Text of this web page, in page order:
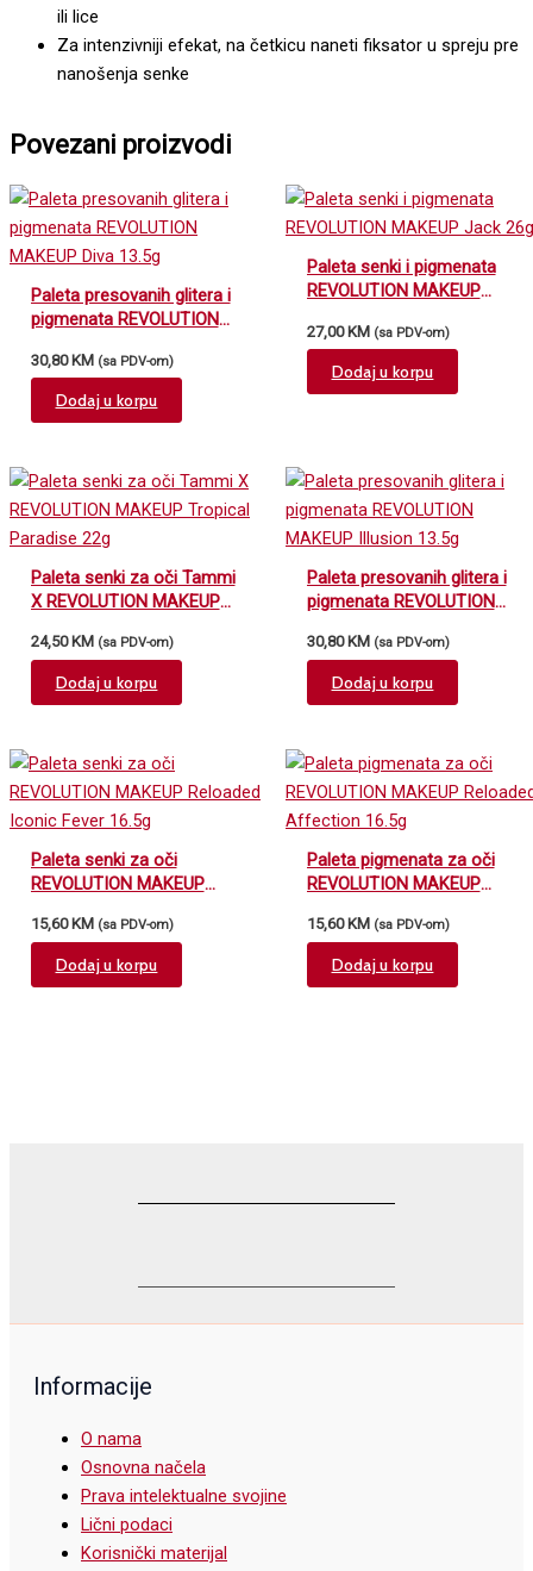
ili lice
Za intenzivniji efekat, na četkicu naneti fiksator u spreju pre
nanošenja senke
Povezani proizvodi
Paleta presovanih glitera i
pigmenata REVOLUTION
30,80KM (sa PDV-om)
Dodaj u korpu
Paleta senki i pigmenata
REVOLUTION MAKEUP
27,00KM (sa PDV-om)
Dodaj u korpu
Paleta senki za oči Tammi
X REVOLUTION MAKEUP
24,50 KM (sa PDV-om)
Dodaj u korpu
Paleta presovanih glitera i
pigmenata REVOLUTION
30,80 KM (sa PDV-om)
Dodaj u korpu
Paleta senki za oči
REVOLUTION MAKEUP
16.5g
15,60 KM (sa PDV-om)
Dodaj u korpu
Paleta pigmenata za oči
REVOLUTION MAKEUP
15,60 KM (sa PDV-om)
Dodaj u korpu
Informacije
O nama
Osnovna načela
Prava intelektualne svojine
Lični podaci
Korisnički materijal